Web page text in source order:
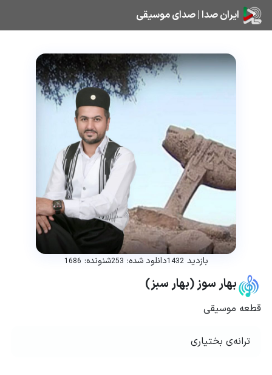
ایران صدا | صدای موسیقی
بازدید 1432دانلود شده: 253شنونده: 1686
بهار سوز (بهار سبز)
قطعه موسیقی
ترانه‌ی بختیاری